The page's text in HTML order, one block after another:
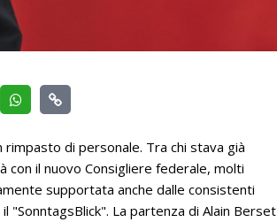
di personale. Tra chi stava già
con il nuovo Consigliere federale, molti
supportata anche dalle consistenti
La partenza di Alain Berset